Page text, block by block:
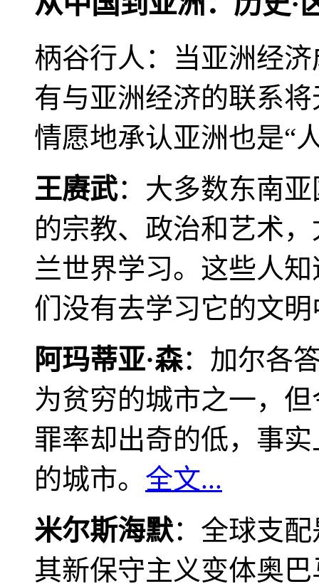
柄谷行人：当亚洲经
有与亚洲经济的联系
情愿地承认亚洲也是“
王赓武：大多数东南
的宗教、政治和艺术
兰世界学习。这些人
们没有去学习它的文
阿玛蒂亚·森：加尔各
为贫穷的城市之一，
罪率却出奇的低，事
的城市。 全文...
米尔斯海默：全球支
其新保守主义变体奥